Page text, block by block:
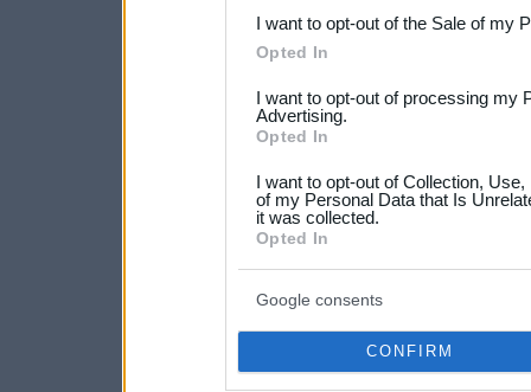
Please note that this
not limited to your visit or
grant or deny consent to
your data for below
consent section.
I want to opt-out of the Sale of my
Opted In
I want to opt-out of processing my
Advertising.
Opted In
I want to opt-out of Collection,
of my Personal Data that Is
it was collected.
Opted In
Google consents
CONFIRM